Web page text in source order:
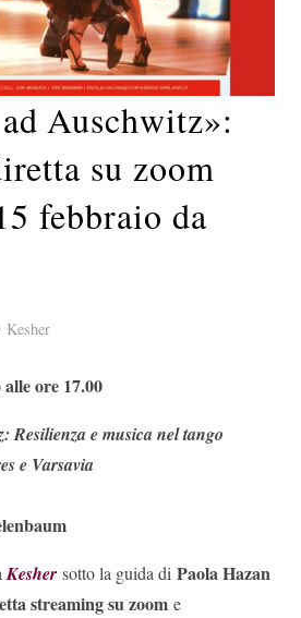
Auschwitz»:
su zoom
febbraio da
Kesher
ore 17.00
Resilienza e musica nel tango
e Varsavia
Kesher sotto la guida di Paola Hazan
streaming su zoom e